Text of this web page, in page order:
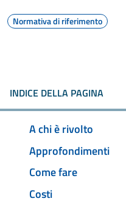
Normativa di riferimento
INDICE DELLA PAGINA
A chi è rivolto
Approfondimenti
Come fare
Costi